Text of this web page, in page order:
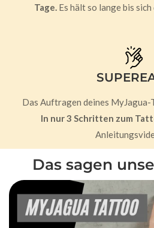
Tage. Es hält so lange bis
Das Auftragen deines
In nur 3 Schritten zum
Das sagen